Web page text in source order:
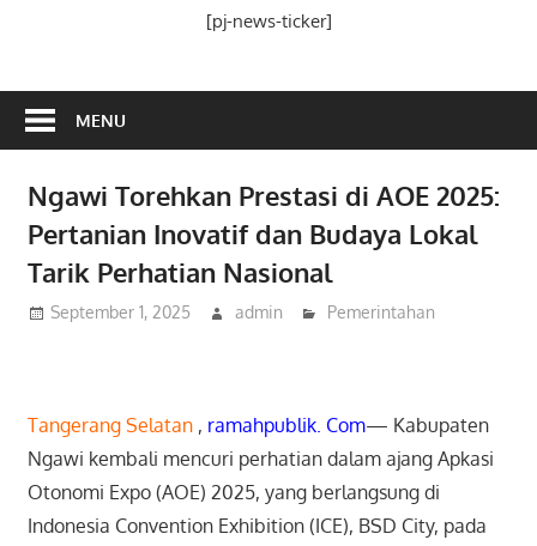
[pj-news-ticker]
MENU
Ngawi Torehkan Prestasi di AOE 2025:
Pertanian Inovatif dan Budaya Lokal
Tarik Perhatian Nasional
September 1, 2025 admin Pemerintahan
Tangerang Selatan, ramahpublik. Com— Kabupaten
Ngawi kembali mencuri perhatian dalam ajang Apkasi
Otonomi Expo (AOE) 2025, yang berlangsung di
Indonesia Convention Exhibition (ICE), BSD City, pada